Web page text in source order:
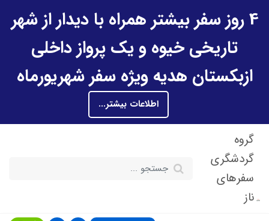
4 روز سفر بیشتر همراه با دیدار از شهر
تاریخی خیوه و یک پرواز داخلی
ازبکستان هدیه ویژه سفر شهریورماه
اطلاعات بیشتر...
گروه
گردشگری
سفرهای
ناز